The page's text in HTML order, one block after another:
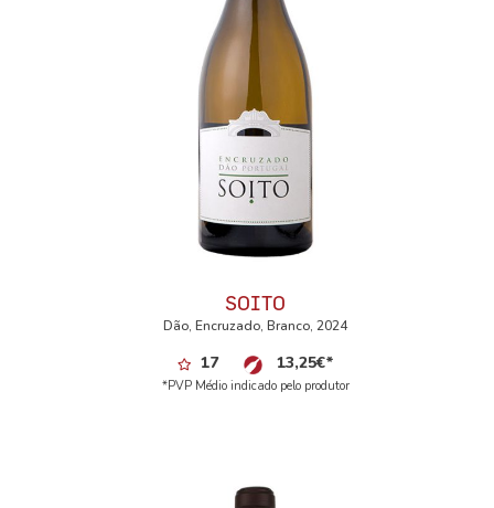
SOITO
Dão, Encruzado, Branco, 2024
17 13,25€*
*PVP Médio indicado pelo produtor